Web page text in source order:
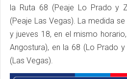
la Ruta 68 (Peaje Lo Prado y
(Peaje Las Vegas). La medida
y jueves 18, en el mismo
Angostura), en la 68 (Lo Prado
(Las Vegas).